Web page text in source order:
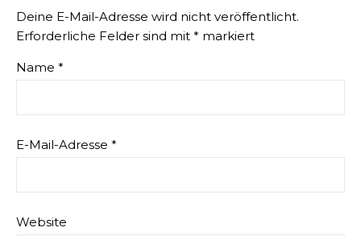
Deine E-Mail-Adresse wird nicht veröffentlicht.
Erforderliche Felder sind mit * markiert
Name *
E-Mail-Adresse *
Website